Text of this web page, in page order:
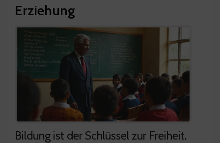
Erziehung
Bildung ist der Schlüssel zur Freiheit.